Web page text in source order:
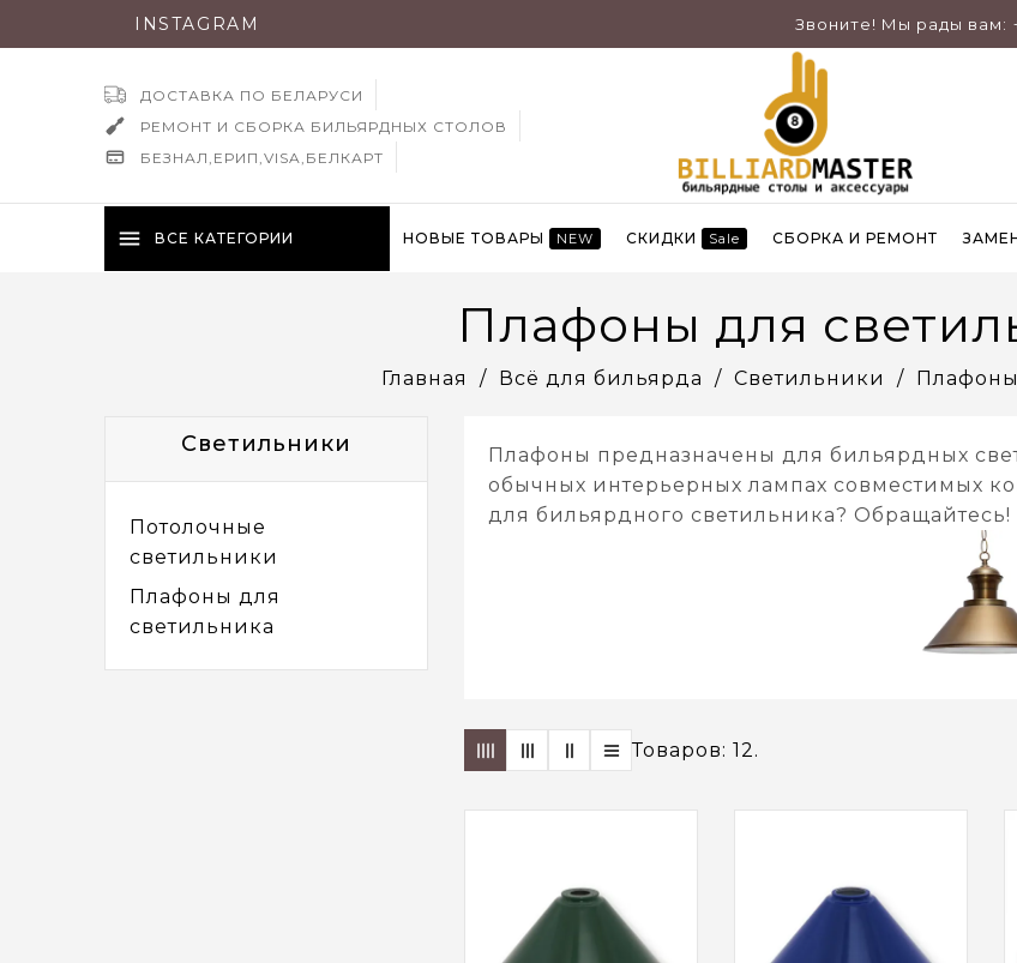
INSTAGRAM Звоните! Мы рады вам:
ДОСТАВКА ПО БЕЛАРУСИ
РЕМОНТ И СБОРКА БИЛЬЯРДНЫХ СТОЛОВ
БЕЗНАЛ,ЕРИП,VISA,БЕЛКАРТ
menu ВСЕ КАТЕГОРИИ НОВЫЕ ТОВАРЫ NEW СКИДКИ Sale СБОРКА И РЕМОНТ
Плафоны для
Главная Всё для бильярда Светильники
Светильники
Потолочные
светильники
Плафоны для
светильника
Плафоны предназначены для бильярдных
обычных интерьерных лампах совместимых
для бильярдного светильника? Обращайтесь!
Товаров: 12.